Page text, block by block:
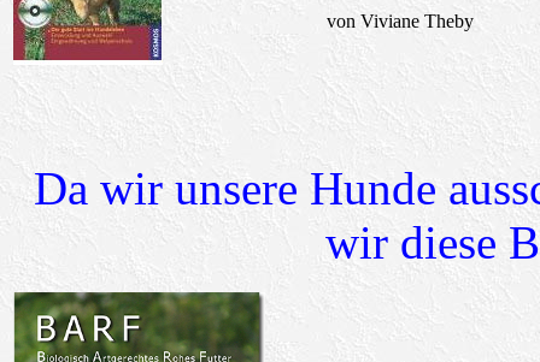
von Viviane Theby
Da wir unsere Hunde
wir diese